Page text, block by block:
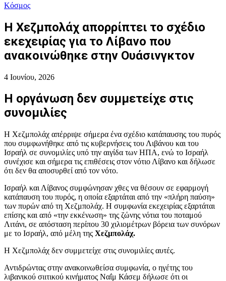
Κόσμος
Η Χεζμπολάχ απορρίπτει το σχέδιο
εκεχειρίας για το Λίβανο που
ανακοινώθηκε στην Ουάσινγκτον
4 Ιουνίου, 2026
Η οργάνωση δεν συμμετείχε στις
συνομιλίες
Η Χεζμπολάχ απέρριψε σήμερα ένα σχέδιο κατάπαυσης του πυρός
που συμφωνήθηκε από τις κυβερνήσεις του Λιβάνου και του
Ισραήλ σε συνομιλίες υπό την αιγίδα των ΗΠΑ, ενώ το Ισραήλ
συνέχισε και σήμερα τις επιθέσεις στον νότιο Λίβανο και δήλωσε
ότι δεν θα αποσυρθεί από τον νότο.
Ισραήλ και Λίβανος συμφώνησαν χθες να θέσουν σε εφαρμογή
κατάπαυση του πυρός, η οποία εξαρτάται από την «πλήρη παύση»
των πυρών από τη Χεζμπολάχ. Η συμφωνία εκεχειρίας εξαρτάται
επίσης και από «την εκκένωση» της ζώνης νότια του ποταμού
Λιτάνι, σε απόσταση περίπου 30 χιλιομέτρων βόρεια των συνόρων
με το Ισραήλ, από μέλη της Χεζμπολάχ.
Η Χεζμπολάχ δεν συμμετείχε στις συνομιλίες αυτές.
Αντιδρώντας στην ανακοινωθείσα συμφωνία, ο ηγέτης του
λιβανικού σιιτικού κινήματος Ναΐμ Κάσεμ δήλωσε ότι οι